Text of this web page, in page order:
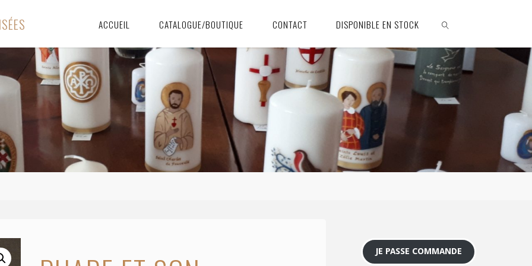
ISÉES ACCUEIL CATALOGUE/BOUTIQUE CONTACT DISPONIBLE EN STOCK
SEARCH
JE PASSE COMMANDE